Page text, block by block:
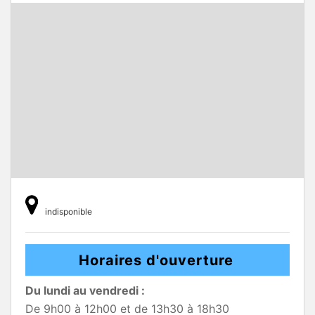
indisponible
Horaires d'ouverture
Du lundi au vendredi :
De 9h00 à 12h00 et de 13h30 à 18h30